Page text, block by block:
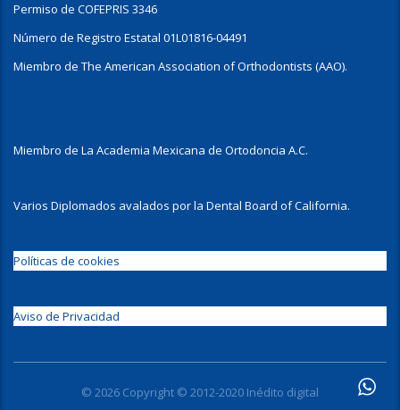
Permiso de COFEPRIS 3346
Número de Registro Estatal 01L01816-04491
Miembro de The American Association of Orthodontists (AAO).
Miembro de La Academia Mexicana de Ortodoncia A.C.
Varios Diplomados avalados por la Dental Board of California.
Políticas de cookies
Aviso de Privacidad
© 2026 Copyright © 2012-2020 Inédito digital